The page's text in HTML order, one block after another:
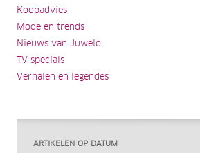
Koopadvies
Mode en trends
Nieuws van Juwelo
TV specials
Verhalen en legendes
ARTIKELEN OP DATUM